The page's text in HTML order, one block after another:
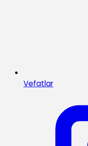
Vefatlar